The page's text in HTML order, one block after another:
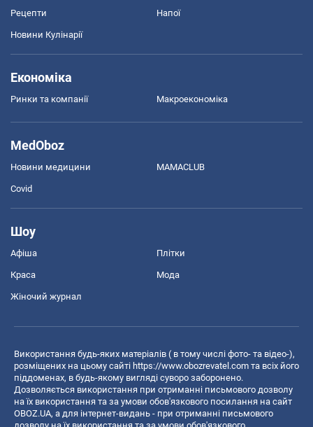
Рецепти Напої
Новини Кулінарії
Економіка
Ринки та компанії Макроекономіка
MedOboz
Новини медицини MAMACLUB
Covid
Шоу
Афіша Плітки
Краса Мода
Жіночий журнал
Використання будь-яких матеріалів ( в тому числі фото- та відео-),
розміщених на цьому сайті https://www.obozrevatel.com та всіх його
піддоменах, в будь-якому вигляді суворо заборонено.
Дозволяється використання при отриманні письмового дозволу
на їх використання та за умови обов'язкового посилання на сайт
OBOZ.UA, а для інтернет-видань - при отриманні письмового